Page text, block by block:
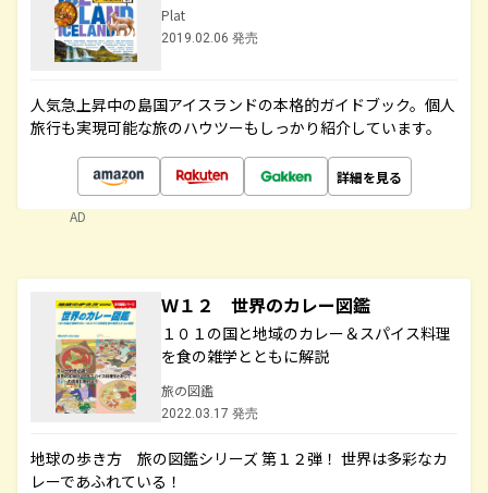
Plat
2019.02.06 発売
人気急上昇中の島国アイスランドの本格的ガイドブック。個人
旅行も実現可能な旅のハウツーもしっかり紹介しています。
詳細を見る
AD
Ｗ１２ 世界のカレー図鑑
１０１の国と地域のカレー＆スパイス料理
を食の雑学とともに解説
旅の図鑑
2022.03.17 発売
地球の歩き方 旅の図鑑シリーズ 第１２弾！ 世界は多彩なカ
レーであふれている！